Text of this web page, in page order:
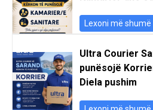
Lexoni më shumë
Ultra Courier
punësojë
Diela pushim